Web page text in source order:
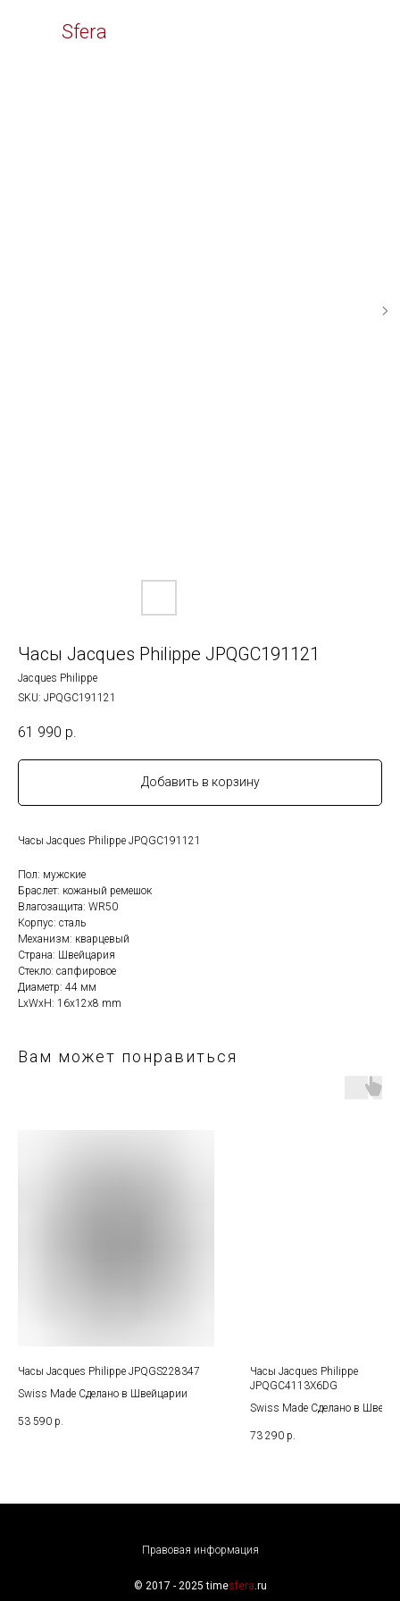
Sfera
Часы Jacques Philippe JPQGC191121
Jacques Philippe
SKU: JPQGC191121
61 990 р.
Добавить в корзину
Часы Jacques Philippe JPQGC191121
Пол: мужские
Браслет: кожаный ремешок
Влагозащита: WR50
Корпус: сталь
Механизм: кварцевый
Страна: Швейцария
Стекло: сапфировое
Диаметр: 44 мм
LxWxH: 16x12x8 mm
Вам может понравиться
Часы Jacques Philippe JPQGS228347
Swiss Made Сделано в Швейцарии
53 590 р.
Часы Jacques Philippe
JPQGC4113X6DG
Swiss Made Сделано в
73 290 р.
Правовая информация
© 2017 - 2025 timesfera.ru